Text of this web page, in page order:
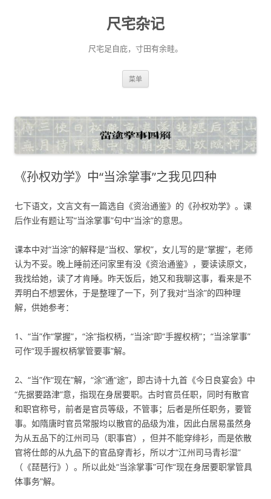
尺宅杂记
尺宅足自庇，寸田有余畦。
菜单
《孙权劝学》中“当涂掌事”之我见四种
七下语文，文言文有一篇选自《资治通鉴》的《孙权劝学》。课
后作业有题让写“当涂掌事”句中“当涂”的意思。
课本中对“当涂”的解释是“当权、掌权”，女儿写的是“掌握”，老师
认为不妥。晚上睡前还问家里有没《资治通鉴》，要读读原文，
我找给她，读了才肯睡。昨天饭后，她又和我聊这事，看来是不
弄明白不想罢休，于是整理了一下，列了我对“当涂”的四种理
解，供她参考：
1、“当”作“掌握”，“涂”指权柄，“当涂”即“手握权柄”；“当涂掌事”
可作“现手握权柄掌管要事”解。
2、“当”作“现在”解，“涂”通“途”，即古诗十九首《今日良宴会》中
“先据要路津”意，指现在身居要职。古时官员任职，同时有散官
和职官称号，前者是官员等级，不管事；后者是所任职务，要管
事。如隋唐时官员常服均以散官的品级为准，因此白居易虽然身
为从五品下的江州司马（职事官），但并不能穿绯衫，而是依散
官将仕郎的从九品下的官品穿青衫，所以才“江州司马青衫湿”
（《琵琶行》）。所以此处“当涂掌事”可作“现在身居要职掌管具
体事务”解。